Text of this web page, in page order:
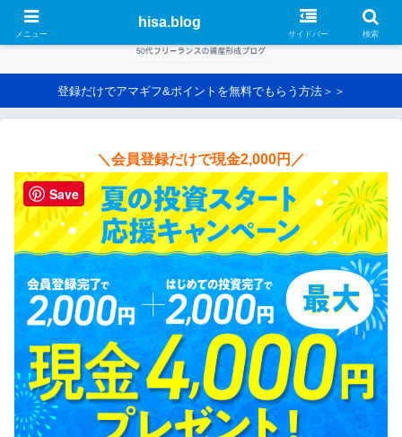
登録だけでアマギフ&ポイントを無料でもらう方法＞＞
＼会員登録だけで現金2,000円／
メニュー
hisa.blog
サイドバー 検索
Save